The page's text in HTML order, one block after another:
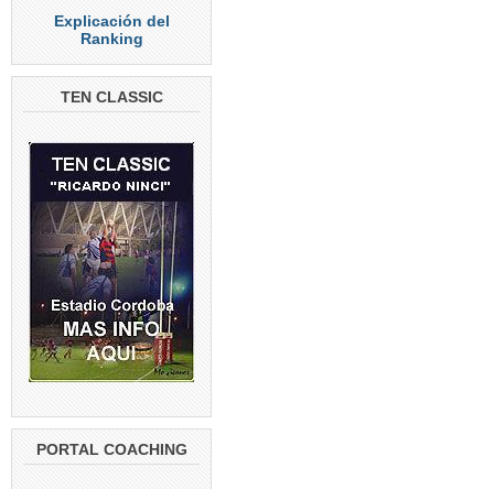
Explicación del
Ranking
TEN CLASSIC
PORTAL COACHING